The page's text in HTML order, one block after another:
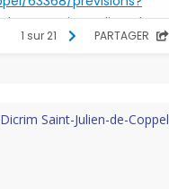
Dicrim Saint-Julien-de-Coppel